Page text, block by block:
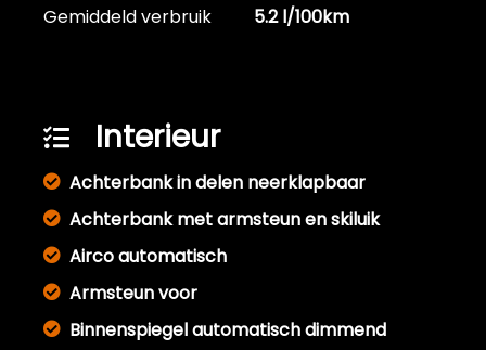
Gemiddeld verbruik
5.2 l/100km
Interieur
Achterbank in delen neerklapbaar
Achterbank met armsteun en skiluik
Airco automatisch
Armsteun voor
Binnenspiegel automatisch dimmend